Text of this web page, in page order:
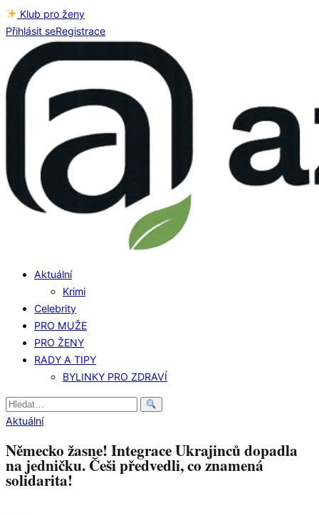
Klub pro ženy
Přihlásit seRegistrace
Aktuální
Krimi
Celebrity
PRO MUŽE
PRO ŽENY
RADY A TIPY
BYLINKY PRO ZDRAVÍ
Hledat:
Aktuální
Německo žasne! Integrace Ukrajinců dopadla
na jedničku. Češi předvedli, co znamená
solidarita!